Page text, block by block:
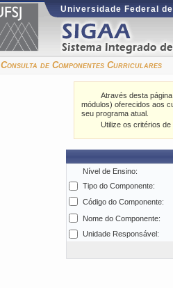
Universidade Federal
Consulta de Componentes Curriculares
Através desta
módulos) oferecidos aos
seu programa atual.
Utilize os critérios
Nível de Ensino:
Tipo do Componente:
Código do Componente:
Nome do Componente:
Unidade Responsável: